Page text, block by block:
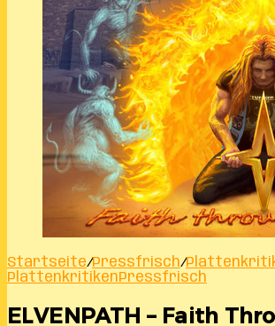
Startseite/Pressfrisch/
PlattenkritikenPressfrisch
ELVENPATH – Faith